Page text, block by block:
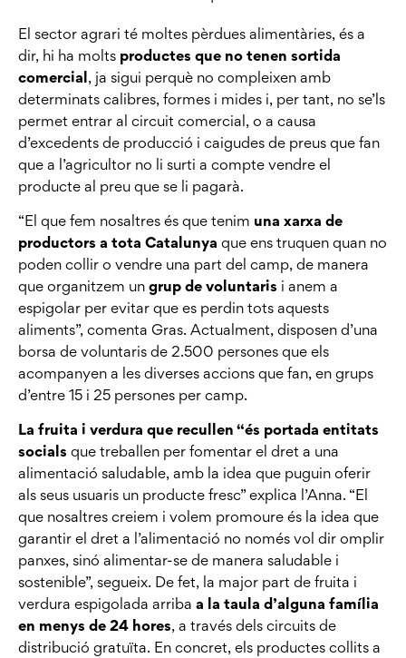
El sector agrari té moltes pèrdues alimentàries, és a
dir, hi ha molts productes que no tenen sortida
comercial, ja sigui perquè no compleixen amb
determinats calibres, formes i mides i, per tant, no se’ls
permet entrar al circuit comercial, o a causa
d’excedents de producció i caigudes de preus que fan
que a l’agricultor no li surti a compte vendre el
producte al preu que se li pagarà.
“El que fem nosaltres és que tenim una xarxa de
productors a tota Catalunya que ens truquen quan no
poden collir o vendre una part del camp, de manera
que organitzem un grup de voluntaris i anem a
espigolar per evitar que es perdin tots aquests
aliments”, comenta Gras. Actualment, disposen d’una
borsa de voluntaris de 2.500 persones que els
acompanyen a les diverses accions que fan, en grups
d’entre 15 i 25 persones per camp.
La fruita i verdura que recullen “és portada entitats
socials que treballen per fomentar el dret a una
alimentació saludable, amb la idea que puguin oferir
als seus usuaris un producte fresc” explica l’Anna. “El
que nosaltres creiem i volem promoure és la idea que
garantir el dret a l’alimentació no només vol dir omplir
panxes, sinó alimentar-se de manera saludable i
sostenible”, segueix. De fet, la major part de fruita i
verdura espigolada arriba a la taula d’alguna família
en menys de 24 hores, a través dels circuits de
distribució gratuïta. En concret, els productes collits a